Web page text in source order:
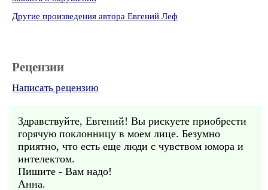
Другие произведения автора Евгений Леф
Рецензии
Написать рецензию
Здравствуйте, Евгений! Вы рискуете приобрести
горячую поклонницу в моем лице. Безумно
приятно, что есть еще люди с чувством юмора и
интелектом.
Пишите - Вам надо!
Анна.